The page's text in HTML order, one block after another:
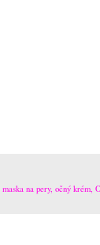
maska na pery, očný krém